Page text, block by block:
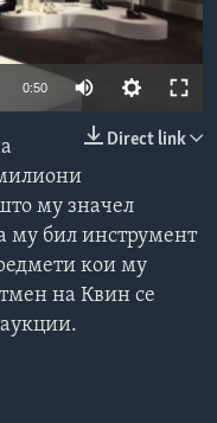
0:50
Direct link
му значел
му бил инструмент
кои му
на Квин се